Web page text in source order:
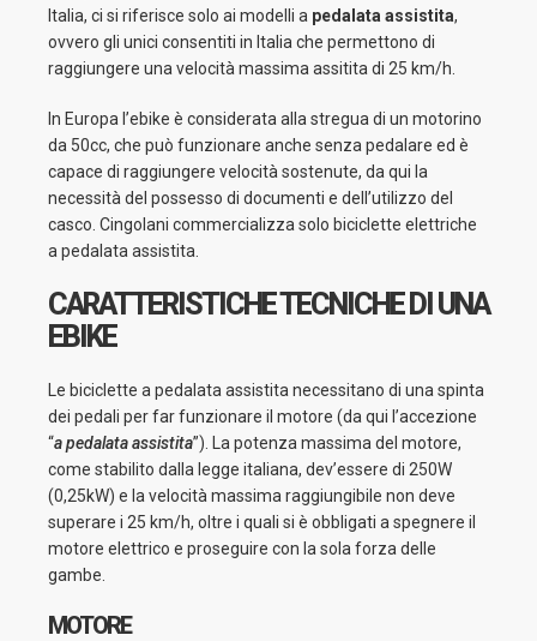
Italia, ci si riferisce solo ai modelli a pedalata assistita,
ovvero gli unici consentiti in Italia che permettono di
raggiungere una velocità massima assitita di 25 km/h.
In Europa l’ebike è considerata alla stregua di un motorino
da 50cc, che può funzionare anche senza pedalare ed è
capace di raggiungere velocità sostenute, da qui la
necessità del possesso di documenti e dell’utilizzo del
casco. Cingolani commercializza solo biciclette elettriche
a pedalata assistita.
CARATTERISTICHE TECNICHE DI UNA
EBIKE
Le biciclette a pedalata assistita necessitano di una spinta
dei pedali per far funzionare il motore (da qui l’accezione
“a pedalata assistita”). La potenza massima del motore,
come stabilito dalla legge italiana, dev’essere di 250W
(0,25kW) e la velocità massima raggiungibile non deve
superare i 25 km/h, oltre i quali si è obbligati a spegnere il
motore elettrico e proseguire con la sola forza delle
gambe.
MOTORE